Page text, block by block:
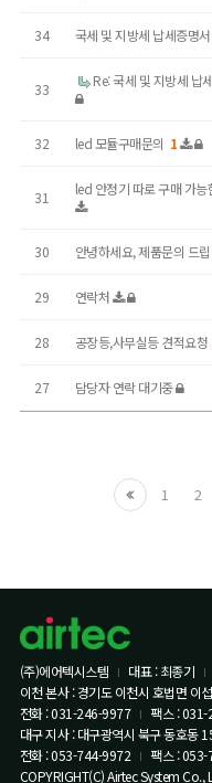
34 국세 및 지방세 납세증명
33 Re: 국세 및 지방세 납
32 led 모듈구매문의 1
31 led 안정기 따로 구매 가
30 안녕하세요, 제품문의 드
29 연락처
28 공장등,사무실등 견적요청
27 담당자 연락 대기중
1 2
(주)에어텍시스템 대표 : 최종기
이천 본사 : 경기도 이천시 호법면 이
전화 : 031-246-9977
팩스 :
대구 지사 : 대구광역시 북구 동호동
전화 : 053-744-9972
팩스 :
COPYRIGHT(C) Airtec System Co.,